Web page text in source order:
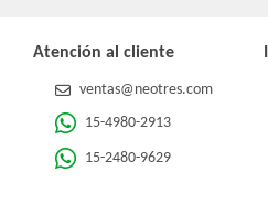
Atención al cliente
ventas@neotres.com
15-4980-2913
15-2480-9629